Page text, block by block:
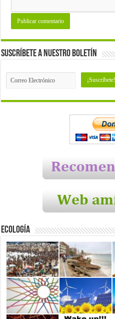
Suscríbete a nuestro Boletín
Ecología